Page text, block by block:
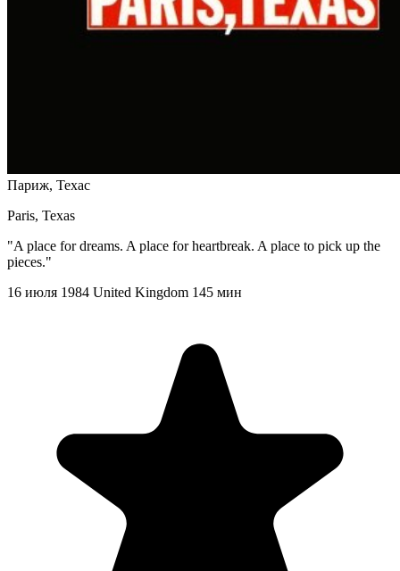
Париж, Техас
Paris, Texas
"A place for dreams. A place for heartbreak. A place to pick up the
pieces."
16 июля 1984 United Kingdom 145 мин